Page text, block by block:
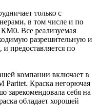
только с
в том числе и по
Все реализуемая
разрешительную и
предоставляется по
компании включает в
Краска негорючая
зарекомендовала себя на
обладает хорошей